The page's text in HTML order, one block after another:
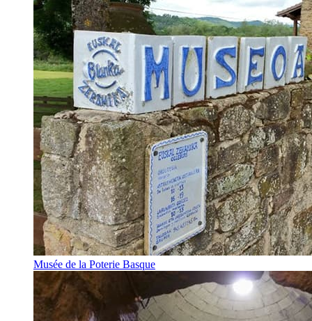
Musée de la Poterie Basque